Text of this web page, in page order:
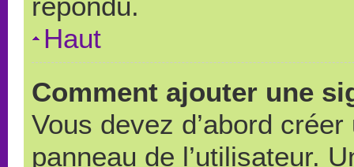
Haut
Comment ajouter une
Vous devez d’abord
panneau de l’utilisateur.